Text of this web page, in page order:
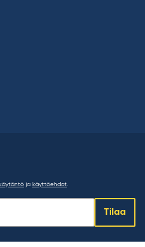
ja käyttöehdot.
Tilaa